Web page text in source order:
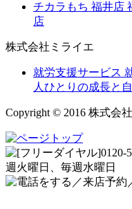
チカラもち 福井店
店
株式会社ミライエ
就労支援サービス
人ひとりの成長と
Copyright © 2016 株式会